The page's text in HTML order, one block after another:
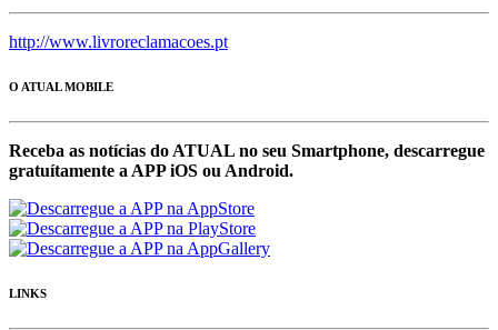
http://www.livroreclamacoes.pt
O ATUAL MOBILE
Receba as notícias do ATUAL no seu Smartphone, descarregue
gratuítamente a APP iOS ou Android.
LINKS